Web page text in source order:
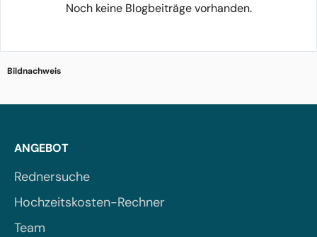
Noch keine Blogbeiträge vorhanden.
Bildnachweis
ANGEBOT
Rednersuche
Hochzeitskosten-Rechner
Team